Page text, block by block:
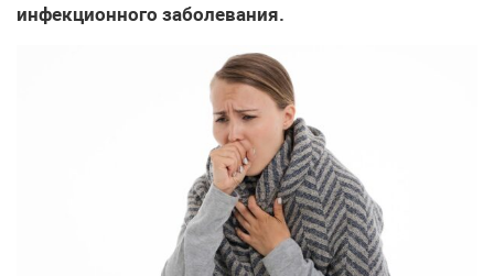
инфекционного заболевания.